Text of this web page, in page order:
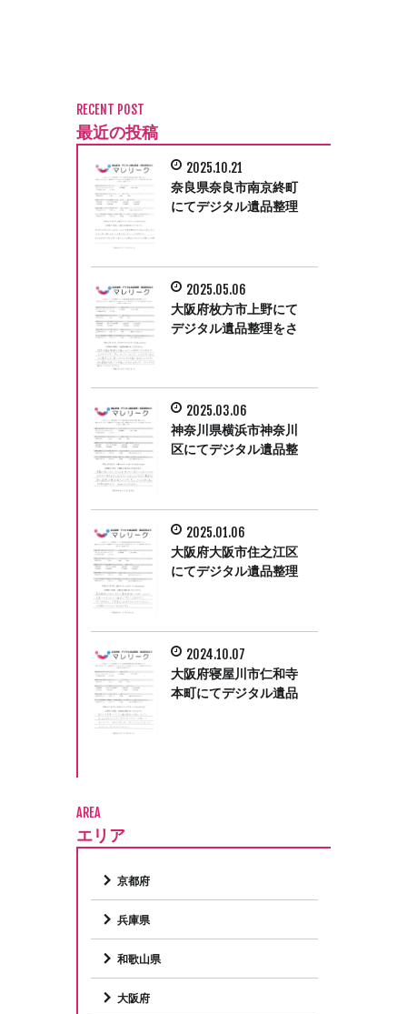
RECENT POST
最近の投稿
2025.10.21
奈良県奈良市南京終町
にてデジタル遺品整理
2025.05.06
大阪府枚方市上野にて
デジタル遺品整理をさ
2025.03.06
神奈川県横浜市神奈川
区にてデジタル遺品整
2025.01.06
大阪府大阪市住之江区
にてデジタル遺品整理
2024.10.07
大阪府寝屋川市仁和寺
本町にてデジタル遺品
AREA
エリア
京都府
兵庫県
和歌山県
大阪府